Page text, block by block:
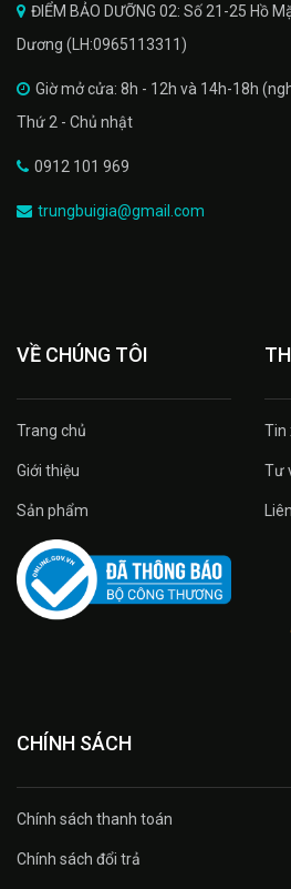
ĐIỂM BẢO DƯỠNG 02: Số 21-25 Hồ
Dương (LH:0965113311)
Giờ mở cửa: 8h - 12h và 14h-18h
Thứ 2 - Chủ nhật
0912 101 969
trungbuigia@gmail.com
VỀ CHÚNG TÔI
Trang chủ
Giới thiệu
Sản phẩm
Tin
Tư
CHÍNH SÁCH
Chính sách thanh toán
Chính sách đổi trả